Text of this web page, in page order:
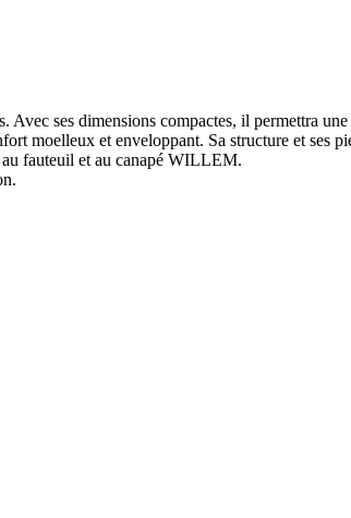
ses dimensions compactes, il permettra
moelleux et enveloppant. Sa structure et ses
au fauteuil et au canapé WILLEM.